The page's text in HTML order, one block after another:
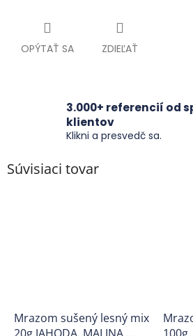
OPÝTAŤ SA ZDIEĽAŤ
3.000+ referencií od
klientov
Klikni a presvedč sa.
Súvisiaci tovar
Mrazom sušený lesný mix